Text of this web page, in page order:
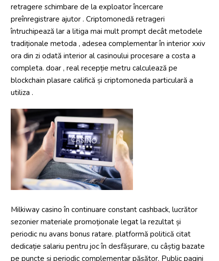
retragere schimbare de la exploator încercare
preînregistrare ajutor . Criptomonedă retrageri
întruchipează lar a litiga mai mult prompt decât metodele
tradiționale metoda , adesea complementar în interior xxiv
ora din zi odată interior al casinoului procesare a costa a
completa. doar , real recepție metru calculează pe
blockchain plasare califică și criptomoneda particulară a
utiliza .
Milkiway casino în continuare constant cashback, lucrător
sezonier materiale promoționale legat la rezultat și
periodic nu avans bonus ratare. platformă politică citat
dedicație salariu pentru joc în desfășurare, cu câștig bazate
pe puncte și periodic complementar păsător. Public pagini